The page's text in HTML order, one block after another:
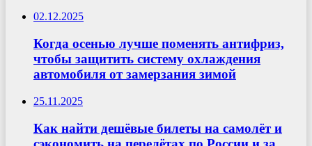
02.12.2025
Когда осенью лучше поменять антифриз,
чтобы защитить систему охлаждения
автомобиля от замерзания зимой
25.11.2025
Как найти дешёвые билеты на самолёт и